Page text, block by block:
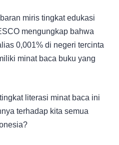
miris tingkat edukasi
mengungkap bahwa
0,001% di negeri tercinta
minat baca buku yang
literasi minat baca ini
terhadap kita semua